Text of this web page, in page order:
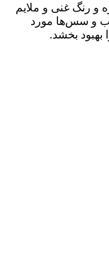
و رنگ غنی و ملایم
و سس‌ها مورد
بهبود بخشد.